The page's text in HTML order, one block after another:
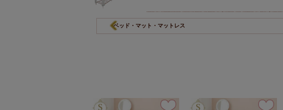
ベッド・マット・マットレス